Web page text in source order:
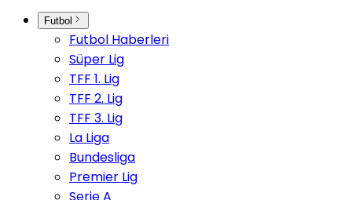
Futbol
Futbol Haberleri
Süper Lig
TFF 1. Lig
TFF 2. Lig
TFF 3. Lig
La Liga
Bundesliga
Premier Lig